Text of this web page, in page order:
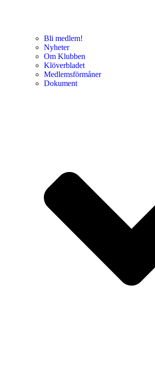
Bli medlem!
Nyheter
Om Klubben
Klöverbladet
Medlemsförmåner
Dokument